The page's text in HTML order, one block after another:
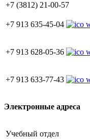
+7 (3812) 21-00-57
+7 913 635-45-04
+7 913 628-05-36
+7 913 633-77-43
Электронные адреса
Учебный отдел